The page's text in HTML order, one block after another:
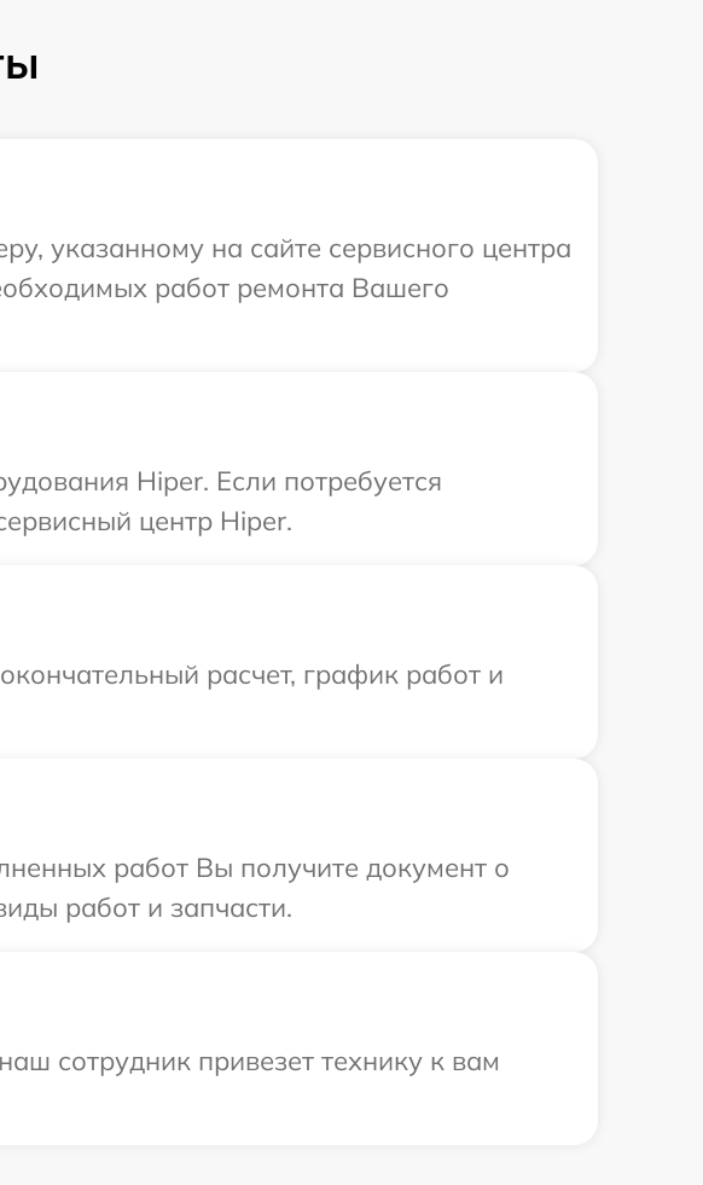
указанному на сайте сервисного центра
работ ремонта Вашего
Hiper. Если потребуется
центр Hiper.
расчет, график работ и
работ Вы получите документ о
работ и запчасти.
сотрудник привезет технику к вам